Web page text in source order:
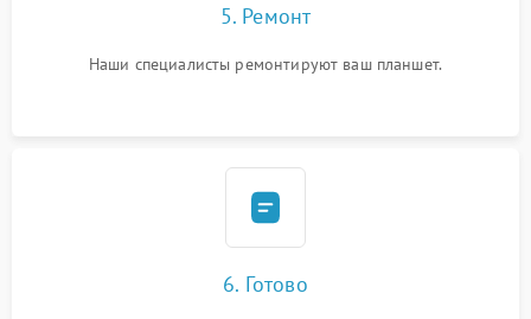
5. Ремонт
Наши специалисты ремонтируют ваш планшет.
6. Готово